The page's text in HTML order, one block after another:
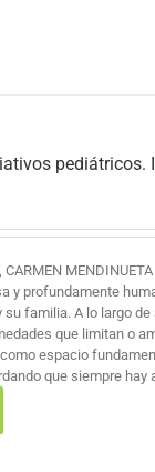
y profundamente
su familia. A lo largo
que limitan o
espacio
que siempre